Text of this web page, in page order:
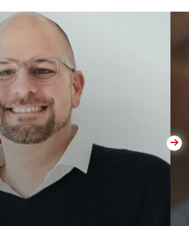
Corporate Communications & Digital